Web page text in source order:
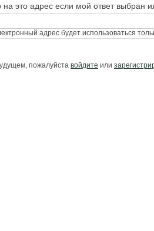
это адрес если мой ответ выбран
адрес будет использоваться
пожалуйста войдите или